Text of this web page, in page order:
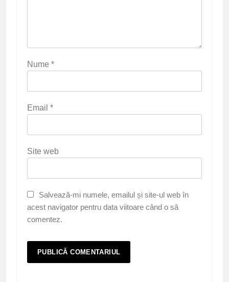
Nume *
Email *
Site web
Salvează-mi numele, emailul și site-ul web în
acest navigator pentru data viitoare când o să
comentez.